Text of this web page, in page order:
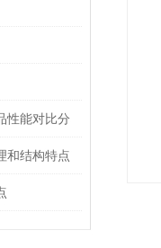
性能对比分
和结构特点